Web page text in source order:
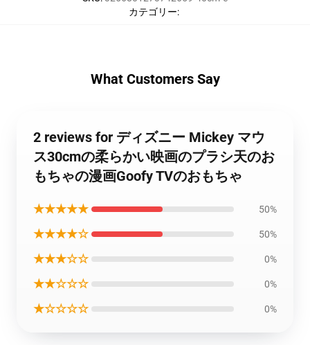
カテゴリー:
What Customers Say
2 reviews for ディズニー Mickey マウ
ス30cmの柔らかい映画のプラシ天のお
もちゃの漫画Goofy TVのおもちゃ
★★★★★ 50%
★★★★☆ 50%
★★★☆☆ 0%
★★☆☆☆ 0%
★☆☆☆☆ 0%